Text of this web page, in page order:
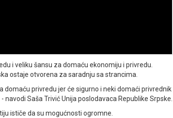
i veliku šansu za domaću ekonomiju i privredu.
ostaje otvorena za saradnju sa strancima.
domaću privredu jer će sigurno i neki domaći privrednik
Saša Trivić Unija poslodavaca Republike Srpske.
ističe da su mogućnosti ogromne.